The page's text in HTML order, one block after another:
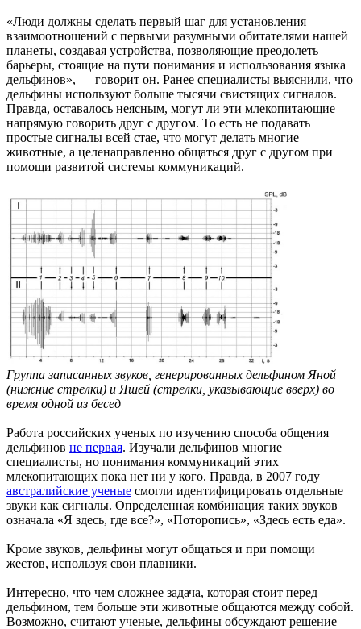
«Люди должны сделать первый шаг для установления
взаимоотношений с первыми разумными обитателями нашей
планеты, создавая устройства, позволяющие преодолеть
барьеры, стоящие на пути понимания и использования языка
дельфинов», — говорит он. Ранее специалисты выяснили, что
дельфины используют больше тысячи свистящих сигналов.
Правда, оставалось неясным, могут ли эти млекопитающие
напрямую говорить друг с другом. То есть не подавать
простые сигналы всей стае, что могут делать многие
животные, а целенаправленно общаться друг с другом при
помощи развитой системы коммуникаций.
Группа записанных звуков, генерированных дельфином Яной
(нижние стрелки) и Яшей (стрелки, указывающие вверх) во
время одной из бесед
Работа российских ученых по изучению способа общения
дельфинов не первая. Изучали дельфинов многие
специалисты, но понимания коммуникаций этих
млекопитающих пока нет ни у кого. Правда, в 2007 году
австралийские ученые смогли идентифицировать отдельные
звуки как сигналы. Определенная комбинация таких звуков
означала «Я здесь, где все?», «Поторопись», «Здесь есть еда».
Кроме звуков, дельфины могут общаться и при помощи
жестов, используя свои плавники.
Интересно, что чем сложнее задача, которая стоит перед
дельфином, тем больше эти животные общаются между собой.
Возможно, считают ученые, дельфины обсуждают решение